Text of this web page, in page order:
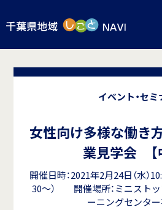
イベント・セミ
女性向け多様な働き
業見学会 【
開催日時：2021年2月24日（水）
30～） 開催場所：ミニスト
ーニングセンタ